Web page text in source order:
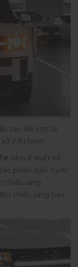
cao lần lượt là
2.815mm
nằm ở thiết kế
phiên bản trước
chiếu sáng
chiếu sáng ban